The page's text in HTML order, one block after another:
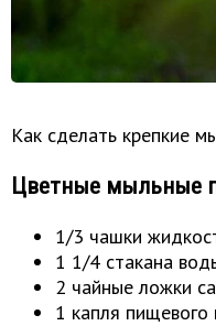
Как сделать крепкие
Цветные мыльные
1/3 чашки
1 1/4 стакана
2 чайные ложки
1 капля пищевого